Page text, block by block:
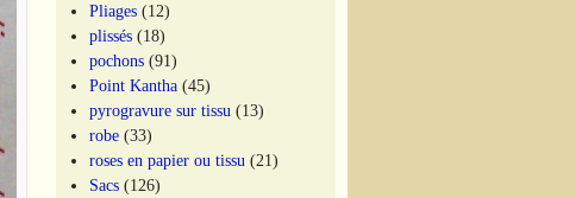
Pliages (12)
plissés (18)
pochons (91)
Point Kantha (45)
pyrogravure sur tissu (13)
robe (33)
roses en papier ou tissu (21)
Sacs (126)